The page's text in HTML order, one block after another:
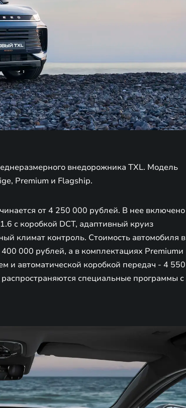
внедорожника TXL. Модель
Premium и Flagship.
от 4 250 000 рублей. В нее включено
с коробкой DCT, адаптивный круиз
климат контроль. Стоимость автомобиля в
000 рублей, а в комплектациях Premiumи
и автоматической коробкой передач - 4 550
специальные программы с